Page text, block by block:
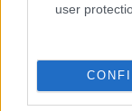
user